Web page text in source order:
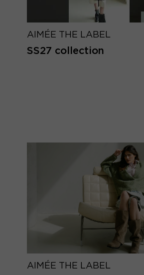
AIMÉE THE LABEL
SS27 collection
AIMÉE THE LABEL